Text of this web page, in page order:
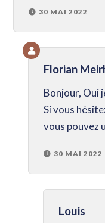
30 MAI 2022
Florian
Bonjour, Oui
Si vous
vous pouvez
30 MAI 2022
Louis